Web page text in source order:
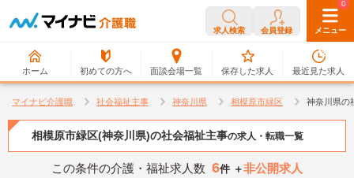
求人検索 会員登録 メニュー
ホーム 初めての方へ 面談会場一覧
0
保存した求人
0
最近見た求人
マイナビ介護職 社会福祉主事 神奈川県 相模原市緑区 神奈川県の
相模原市緑区(神奈川県)の社会福祉主事の求人・転職一覧
この条件の介護・福祉求人数 6件 ＋非公開求人